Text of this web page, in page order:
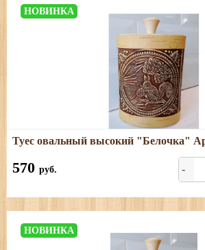
НОВИНКА
Подробнее
Размеры: высота (с хватком) - 18,5
Туес овальный высокий "Белочка"
570 руб. -
НОВИНКА